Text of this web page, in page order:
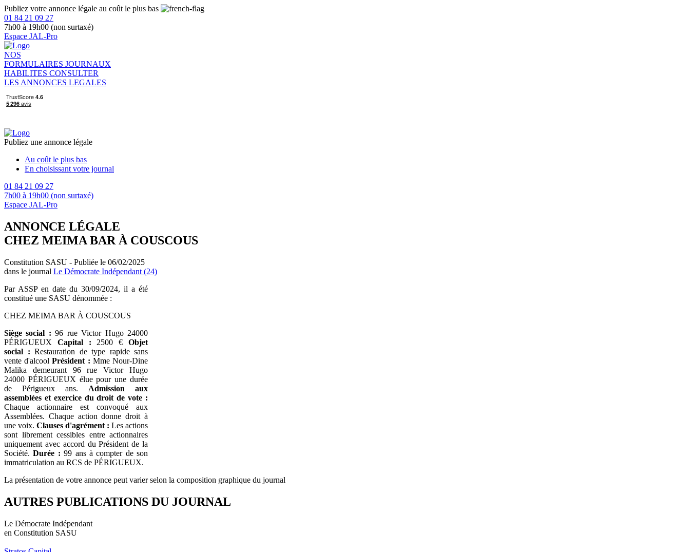
Publiez votre annonce légale au coût le plus bas
01 84 21 09 27
7h00 à 19h00 (non surtaxé)
Espace JAL-Pro
NOS
FORMULAIRES JOURNAUX
HABILITES CONSULTER
LES ANNONCES LEGALES
Publiez une annonce légale
Au coût le plus bas
En choisissant votre journal
01 84 21 09 27
7h00 à 19h00 (non surtaxé)
Espace JAL-Pro
ANNONCE LÉGALE
CHEZ MEIMA BAR À COUSCOUS
Constitution SASU - Publiée le 06/02/2025
dans le journal Le Démocrate Indépendant (24)
Par ASSP en date du 30/09/2024, il a été
constitué une SASU dénommée :
CHEZ MEIMA BAR À COUSCOUS
Siège social : 96 rue Victor Hugo 24000
PÉRIGUEUX Capital : 2500 €Objet
social : Restauration de type rapide sans
vente d'alcoolPrésident : Mme Nour-Dine
Malika demeurant 96 rue Victor Hugo
24000 PÉRIGUEUX élue pour une durée
de Périgueux ans. Admission aux
assemblées et exercice du droit de vote :
Chaque actionnaire est convoqué aux
Assemblées. Chaque action donne droit à
une voix. Clauses d'agrément : Les actions
sont librement cessibles entre actionnaires
uniquement avec accord du Président de la
Société.Durée : 99 ans à compter de son
immatriculation au RCS de PÉRIGUEUX.
La présentation de votre annonce peut varier selon la composition graphique du journal
AUTRES PUBLICATIONS DU JOURNAL
Le Démocrate Indépendant
en Constitution SASU